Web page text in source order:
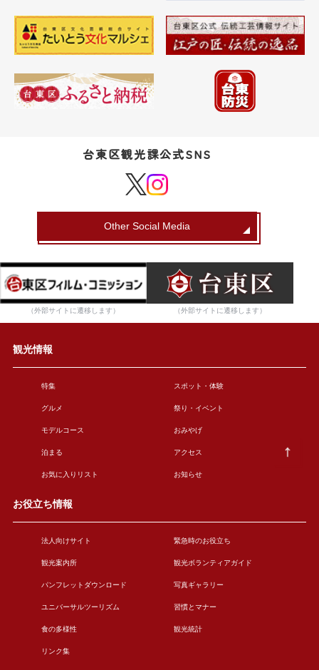
台東区観光課公式SNS
Other Social Media
（外部サイトに遷移します） （外部サイトに遷移します）
観光情報
特集 スポット・体験
グルメ 祭り・イベント
モデルコース おみやげ
泊まる アクセス
お気に入りリスト お知らせ
お役立ち情報
法人向けサイト 緊急時のお役立ち
観光案内所 観光ボランティアガイド
パンフレットダウンロード 写真ギャラリー
ユニバーサルツーリズム 習慣とマナー
食の多様性 観光統計
リンク集